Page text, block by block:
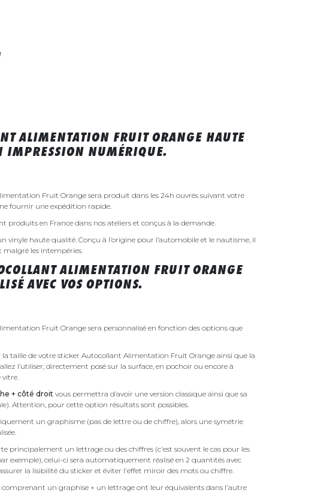
ALIMENTATION FRUIT ORANGE HAUTE
IMPRESSION NUMÉRIQUE.
Fruit Orange sera produit dans les 24h ouvrés suivant votre
fournir une expédition rapide.
produits en France dans nos ateliers et conçus à la demande.
vinyle haute qualité. Conçu à l’origine pour l’automobile et le nautisme, il
malgré les intempéries.
ALIMENTATION FRUIT ORANGE
AVEC VOS OPTIONS.
Fruit Orange sera personnalisé en fonction des options que
la taille de votre sticker Autocollant Alimentation Fruit Orange ainsi que la
l’utiliser; directement posé sur la surface, en pochoir ou encore à
vitre.
+ côté droit vous permettra d’avoir une version classique ainsi que sa
Attention, pour cette option résultats sont possibles.
un graphisme (pas de lettre ou de chiffre), alors une symétrie
principalement un lettrage ou des chiffres (c'est souvent le cas pour les
exemple), celui-ci sera automatiquement réalisé en 2 quantités avec
la lisibilité du sticker et éviter l'effet miroir des mots ou chiffre.
comprenant un graphise + un lettrage ont leur équivalents dans l'autre